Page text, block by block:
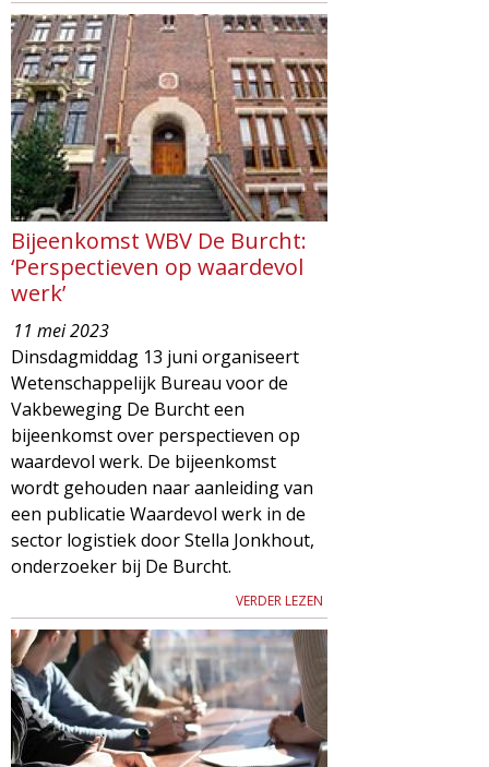
Bijeenkomst WBV De Burcht:
‘Perspectieven op waardevol
werk’
11 mei 2023
Dinsdagmiddag 13 juni organiseert
Wetenschappelijk Bureau voor de
Vakbeweging De Burcht een
bijeenkomst over perspectieven op
waardevol werk. De bijeenkomst
wordt gehouden naar aanleiding van
een publicatie Waardevol werk in de
sector logistiek door Stella Jonkhout,
onderzoeker bij De Burcht.
VERDER LEZEN